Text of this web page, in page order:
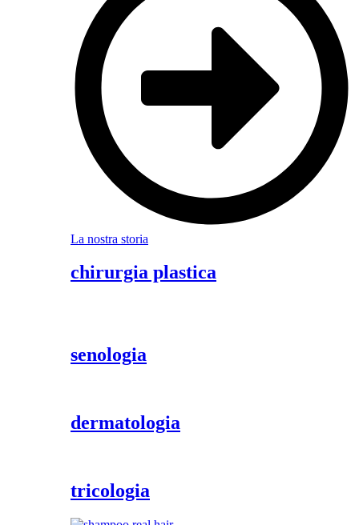
La nostra storia
chirurgia plastica
senologia
dermatologia
tricologia